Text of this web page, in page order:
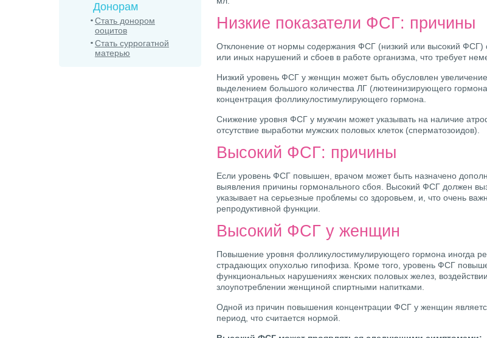
Донорам
Стать донором
ооцитов
Стать суррогатной
матерью
Низкие показатели ФСГ: причины
Отклонение от нормы содержания ФСГ (низкий или высокий ФСГ)
или иных нарушений и сбоев в работе организма, что требует
Низкий уровень ФСГ у женщин может быть обусловлен
выделением большого количества ЛГ (лютеинизирующего
концентрация фолликулостимулирующего гормона.
Снижение уровня ФСГ у мужчин может указывать на наличие
отсутствие выработки мужских половых клеток (сперматозоидов).
Высокий ФСГ: причины
Если уровень ФСГ повышен, врачом может быть назначено
выявления причины гормонального сбоя. Высокий ФСГ должен
указывает на серьезные проблемы со здоровьем, и, что очень
репродуктивной функции.
Высокий ФСГ у женщин
Повышение уровня фолликулостимулирующего гормона иногда
страдающих опухолью гипофиза. Кроме того, уровень ФСГ
функциональных нарушениях женских половых желез,
злоупотреблении женщиной спиртными напитками.
Одной из причин повышения концентрации ФСГ у женщин
период, что считается нормой.